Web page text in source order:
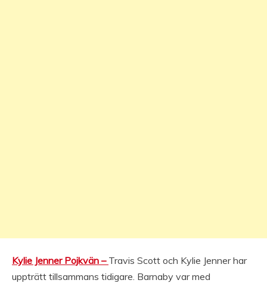
Kylie Jenner Pojkvän – Travis Scott och Kylie Jenner har
uppträtt tillsammans tidigare. Barnaby var med